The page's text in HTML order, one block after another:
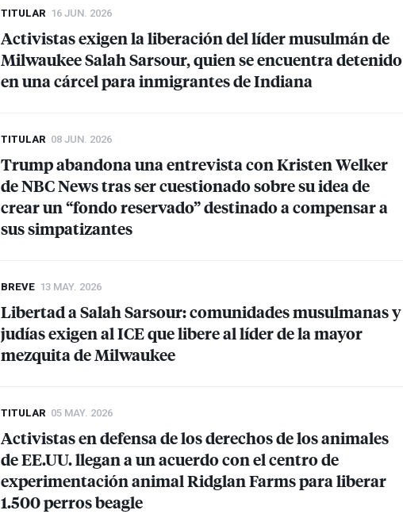
TITULAR 16 JUN. 2026
Activistas exigen la liberación del líder musulmán de
Milwaukee Salah Sarsour, quien se encuentra detenido
en una cárcel para inmigrantes de Indiana
TITULAR 08 JUN. 2026
Trump abandona una entrevista con Kristen Welker
deNBCNews tras ser cuestionado sobre su idea de
crear un “fondo reservado” destinado a compensar a
sus simpatizantes
BREVE 13 MAY. 2026
Libertad a Salah Sarsour: comunidades musulmanas y
judías exigen alICEque libere al líder de la mayor
mezquita de Milwaukee
TITULAR 05 MAY. 2026
Activistas en defensa de los derechos de los animales
de EE.UU. llegan a un acuerdo con el centro de
experimentación animal Ridglan Farms para liberar
1.500 perros beagle